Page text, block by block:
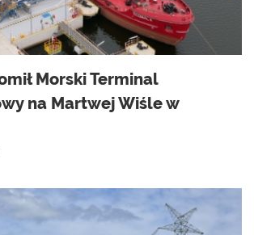
Morski Terminal
na Martwej Wiśle w